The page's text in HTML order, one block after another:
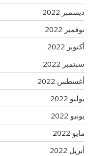
ديسمبر 2022
نوفمبر 2022
أكتوبر 2022
سبتمبر 2022
أغسطس 2022
يوليو 2022
يونيو 2022
مايو 2022
أبريل 2022